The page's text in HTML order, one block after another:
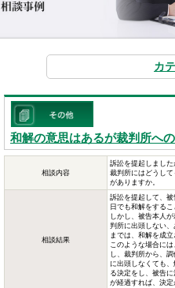
カ
和解の意思はあるが裁判所へ
相談内容
訴訟を提起しまし
裁判所にはどうし
がありますか。
相談結果
訴訟を提起して、
日でも和解をするこ
しかし、被告本人
判所に出頭しない
までは、和解を成立
このような場合に
し、裁判所から、
に出頭しなくても
る決定をし、被告
が経過すれば、決定